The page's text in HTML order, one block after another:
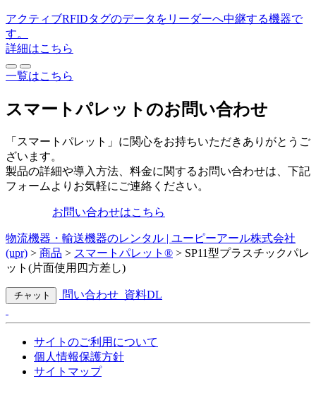
アクティブRFIDタグのデータをリーダーへ中継する機器で
す。
詳細はこちら
一覧はこちら
スマートパレットのお問い合わせ
「スマートパレット」に関心をお持ちいただきありがとうご
ざいます。
製品の詳細や導入方法、料金に関するお問い合わせは、下記
フォームよりお気軽にご連絡ください。
お問い合わせはこちら
物流機器・輸送機器のレンタル | ユーピーアール株式会社
(upr) > 商品 > スマートパレット® > SP11型プラスチックパレ
ット(片面使用四方差し)
チャット 問い合わせ 資料DL
サイトのご利用について
個人情報保護方針
サイトマップ